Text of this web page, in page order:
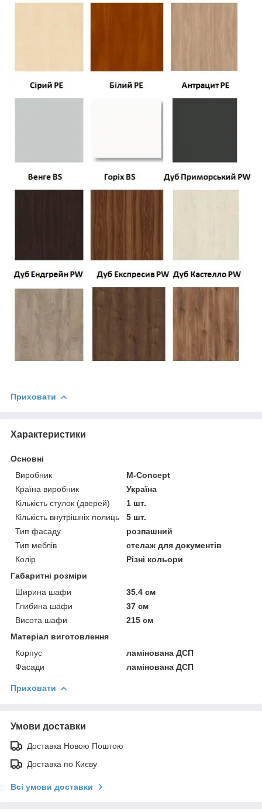
Приховати
Характеристики
Основні
Виробник
M-Concept
Країна виробник
Україна
Кількість стулок (дверей)
1 шт.
Кількість внутрішніх полиць
5 шт.
Тип фасаду
розпашний
Тип меблів
стелаж для документів
Колір
Різні кольори
Габаритні розміри
Ширина шафи
35.4 см
Глибина шафи
37 см
Висота шафи
215 см
Матеріал виготовлення
Корпус
ламінована ДСП
Фасади
ламінована ДСП
Приховати
Умови доставки
Доставка Новою Поштою
Доставка по Києву
Всі умови доставки